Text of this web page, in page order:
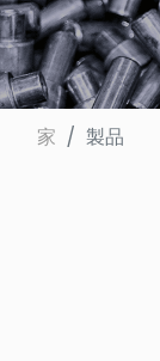
家 製品